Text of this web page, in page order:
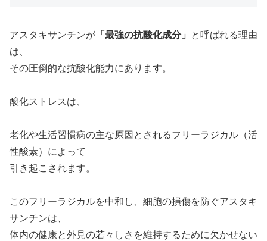
アスタキサンチンが 「最強の抗酸化成分」
と呼ばれる理由
は、
その圧倒的な抗酸化能力にあります。
酸化ストレスは、
老化や生活習慣病の主な原因とされるフリーラジカル（活
性酸素）によって
引き起こされます。
このフリーラジカルを中和し、細胞の損傷を防ぐアスタキ
サンチンは、
体内の健康と外見の若々しさを維持するために欠かせない